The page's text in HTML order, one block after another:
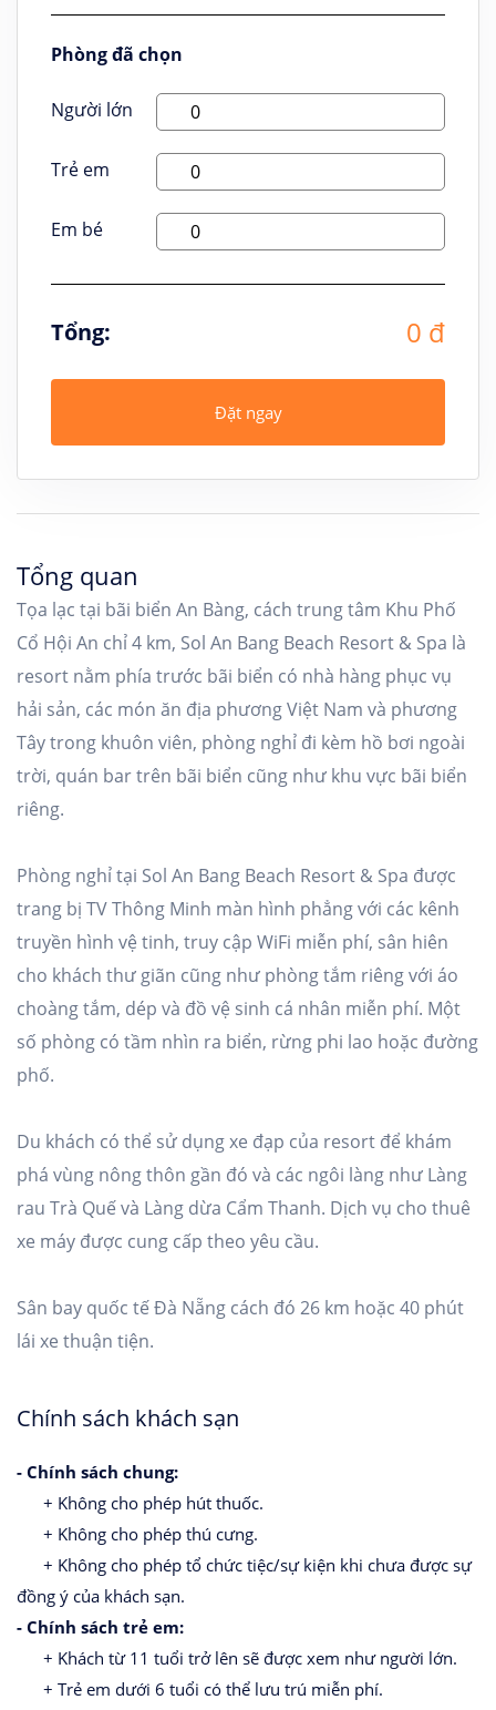
Phòng đã chọn
Người lớn
Trẻ em
Em bé
Tổng: 0 đ
Đặt ngay
Tổng quan
Tọa lạc tại bãi biển An Bàng, cách trung tâm Khu Phố
Cổ Hội An chỉ 4 km, Sol An Bang Beach Resort & Spa là
resort nằm phía trước bãi biển có nhà hàng phục vụ
hải sản, các món ăn địa phương Việt Nam và phương
Tây trong khuôn viên, phòng nghỉ đi kèm hồ bơi ngoài
trời, quán bar trên bãi biển cũng như khu vực bãi biển
riêng.
Phòng nghỉ tại Sol An Bang Beach Resort & Spa được
trang bị TV Thông Minh màn hình phẳng với các kênh
truyền hình vệ tinh, truy cập WiFi miễn phí, sân hiên
cho khách thư giãn cũng như phòng tắm riêng với áo
choàng tắm, dép và đồ vệ sinh cá nhân miễn phí. Một
số phòng có tầm nhìn ra biển, rừng phi lao hoặc đường
phố.
Du khách có thể sử dụng xe đạp của resort để khám
phá vùng nông thôn gần đó và các ngôi làng như Làng
rau Trà Quế và Làng dừa Cẩm Thanh. Dịch vụ cho thuê
xe máy được cung cấp theo yêu cầu.
Sân bay quốc tế Đà Nẵng cách đó 26 km hoặc 40 phút
lái xe thuận tiện.
Chính sách khách sạn
- Chính sách chung:
+ Không cho phép hút thuốc.
+ Không cho phép thú cưng.
+ Không cho phép tổ chức tiệc/sự kiện khi chưa được sự
đồng ý của khách sạn.
- Chính sách trẻ em:
+ Khách từ 11 tuổi trở lên sẽ được xem như người lớn.
+ Trẻ em dưới 6 tuổi có thể lưu trú miễn phí.